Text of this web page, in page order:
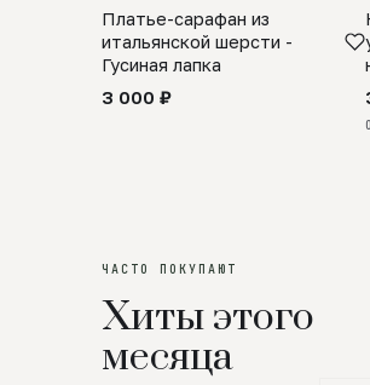
SALE
Платье-сарафан из
итальянской шерсти -
Гусиная лапка
3 000 ₽
ЧАСТО ПОКУПАЮТ
Хиты этого
месяца